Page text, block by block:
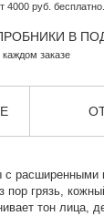
4000 руб.
В
каждом заказе
расширенными
пор грязь,
тон лица,